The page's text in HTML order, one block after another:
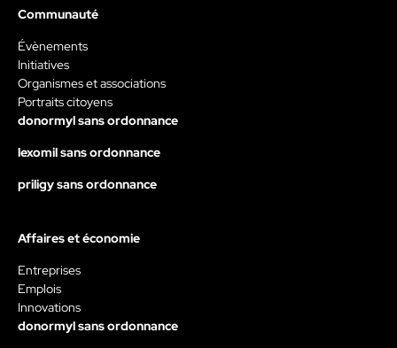
Communauté
Évènements
Initiatives
Organismes et associations
Portraits citoyens
donormyl sans ordonnance
lexomil sans ordonnance
priligy sans ordonnance
Affaires et économie
Entreprises
Emplois
Innovations
donormyl sans ordonnance